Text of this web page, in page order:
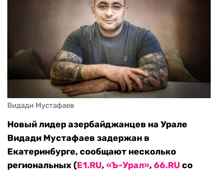
Видади Мустафаев
Новый лидер азербайджанцев на Урале
Видади Мустафаев задержан в
Екатеринбурге, сообщают несколько
региональных (E1.RU,«Ъ-Урал»,66.RU со